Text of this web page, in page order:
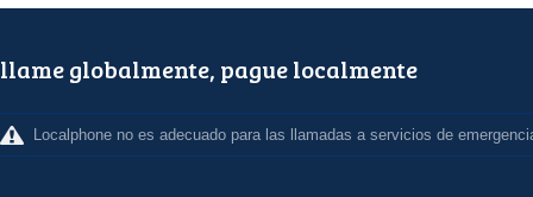
llame globalmente, pague localmente
Localphone no es adecuado para las llamadas a servicios de